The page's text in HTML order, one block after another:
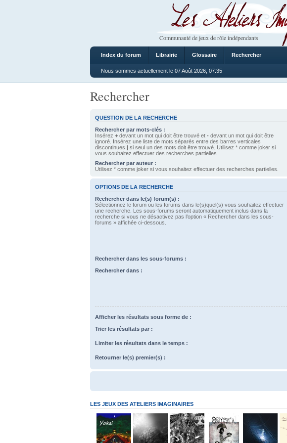
Les Ateliers Imaginaires
Communauté de jeux de rôle indépendants
Index du forum Librairie Glossaire Rechercher
Nous sommes actuellement le 07 Août 2026, 07:35
Rechercher
QUESTION DE LA RECHERCHE
Rechercher par mots-clés :
Insérez + devant un mot qui doit être trouvé et - devant un mot qui doit être
ignoré. Insérez une liste de mots séparés entre des barres verticales
discontinues | si seul un des mots doit être trouvé. Utilisez * comme joker si
vous souhaitez effectuer des recherches partielles.
Rechercher par auteur :
Utilisez * comme joker si vous souhaitez effectuer des recherches partielles.
OPTIONS DE LA RECHERCHE
Rechercher dans le(s) forum(s) :
Sélectionnez le forum ou les forums dans le(s)quel(s) vous souhaitez effectuer
une recherche. Les sous-forums seront automatiquement inclus dans la
recherche si vous ne désactivez pas l’option « Rechercher dans les sous-
forums » affichée ci-dessous.
Rechercher dans les sous-forums :
Rechercher dans :
Afficher les résultats sous forme de :
Trier les résultats par :
Limiter les résultats dans le temps :
Retourner le(s) premier(s) :
LES JEUX DES ATELIERS IMAGINAIRES